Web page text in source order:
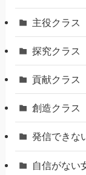
主役クラス
探究クラス
貢献クラス
創造クラス
発信できな
自信がない